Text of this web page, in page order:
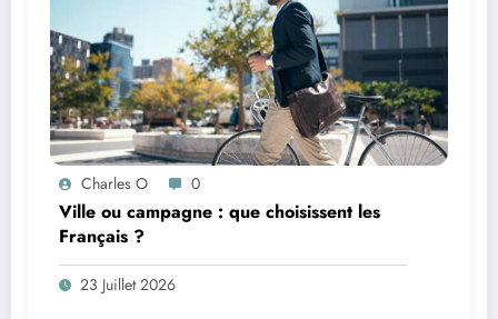
Charles O 0
Ville ou campagne : que choisissent les
Français ?
23 Juillet 2026